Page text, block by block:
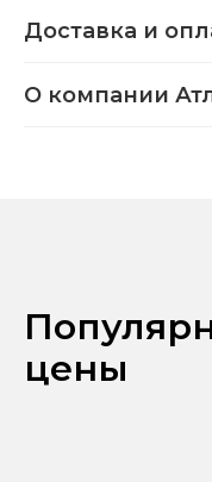
Доставка и
О компании
цены